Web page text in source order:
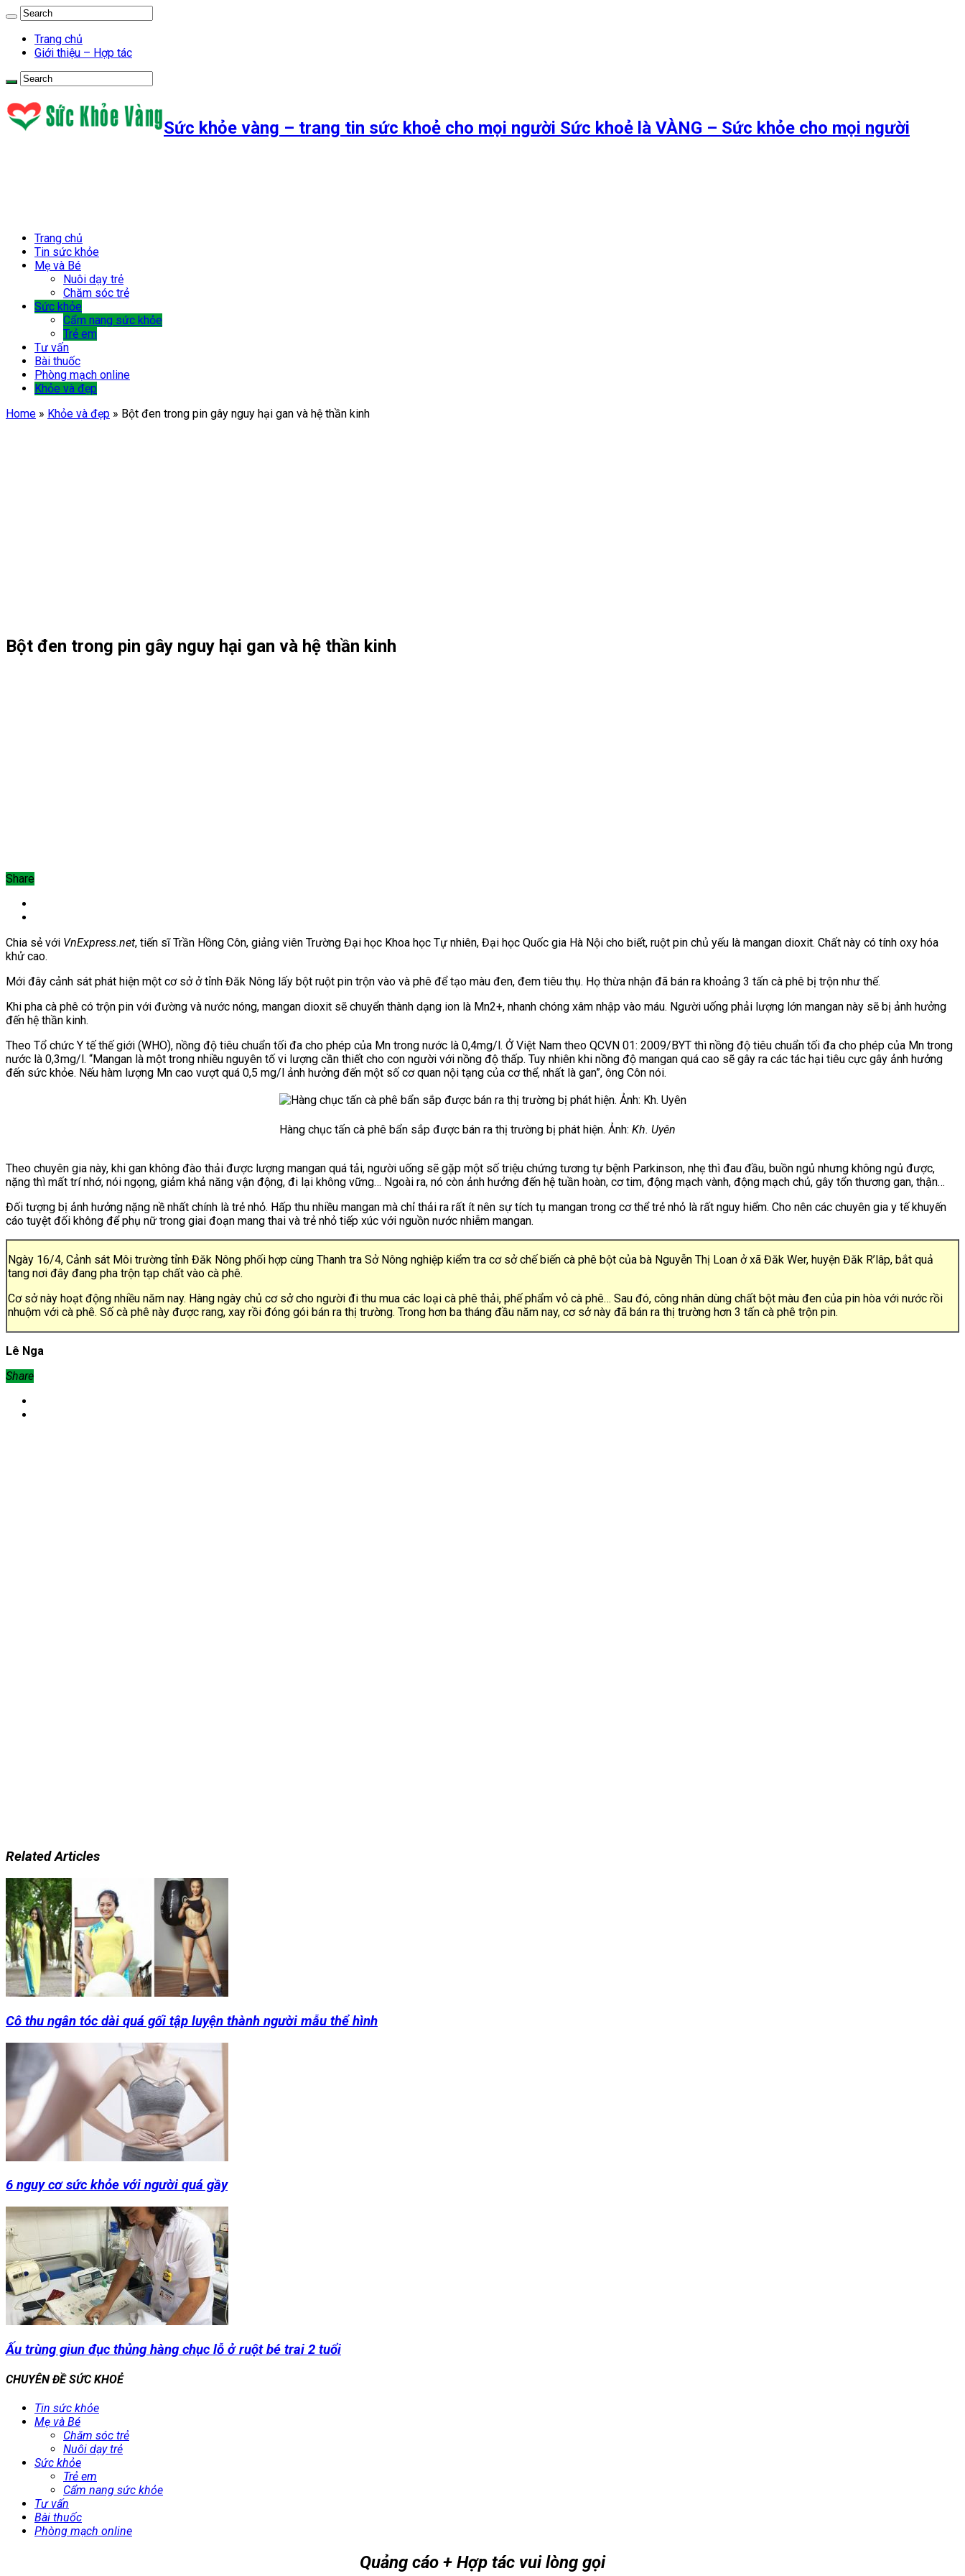
Trang chủ
Giới thiệu – Hợp tác
Sức khỏe vàng – trang tin sức khoẻ cho mọi người Sức khoẻ là VÀNG – Sức khỏe cho mọi người
Trang chủ
Tin sức khỏe
Mẹ và Bé
Nuôi dạy trẻ
Chăm sóc trẻ
Sức khỏe
Cẩm nang sức khỏe
Trẻ em
Tư vấn
Bài thuốc
Phòng mạch online
Khỏe và đẹp
Home » Khỏe và đẹp » Bột đen trong pin gây nguy hại gan và hệ thần kinh
Bột đen trong pin gây nguy hại gan và hệ thần kinh
Share
Chia sẻ với VnExpress.net, tiến sĩ Trần Hồng Côn, giảng viên Trường Đại học Khoa học Tự nhiên, Đại học Quốc gia Hà Nội cho biết, ruột pin chủ yếu là mangan dioxit. Chất này có tính oxy hóa
khử cao.
Mới đây cảnh sát phát hiện một cơ sở ở tỉnh Đăk Nông lấy bột ruột pin trộn vào và phê để tạo màu đen, đem tiêu thụ. Họ thừa nhận đã bán ra khoảng 3 tấn cà phê bị trộn như thế.
Khi pha cà phê có trộn pin với đường và nước nóng, mangan dioxit sẽ chuyển thành dạng ion là Mn2+, nhanh chóng xâm nhập vào máu. Người uống phải lượng lớn mangan này sẽ bị ảnh hưởng
đến hệ thần kinh.
Theo Tổ chức Y tế thế giới (WHO), nồng độ tiêu chuẩn tối đa cho phép của Mn trong nước là 0,4mg/l. Ở Việt Nam theo QCVN 01: 2009/BYT thì nồng độ tiêu chuẩn tối đa cho phép của Mn trong
nước là 0,3mg/l. “Mangan là một trong nhiều nguyên tố vi lượng cần thiết cho con người với nồng độ thấp. Tuy nhiên khi nồng độ mangan quá cao sẽ gây ra các tác hại tiêu cực gây ảnh hưởng
đến sức khỏe. Nếu hàm lượng Mn cao vượt quá 0,5 mg/l ảnh hưởng đến một số cơ quan nội tạng của cơ thể, nhất là gan”, ông Côn nói.
Hàng chục tấn cà phê bẩn sắp được bán ra thị trường bị phát hiện. Ảnh: Kh. Uyên
Theo chuyên gia này, khi gan không đào thải được lượng mangan quá tải, người uống sẽ gặp một số triệu chứng tương tự bệnh Parkinson, nhẹ thì đau đầu, buồn ngủ nhưng không ngủ được,
nặng thì mất trí nhớ, nói ngọng, giảm khả năng vận động, đi lại không vững… Ngoài ra, nó còn ảnh hưởng đến hệ tuần hoàn, cơ tim, động mạch vành, động mạch chủ, gây tổn thương gan, thận…
Đối tượng bị ảnh hưởng nặng nề nhất chính là trẻ nhỏ. Hấp thu nhiều mangan mà chỉ thải ra rất ít nên sự tích tụ mangan trong cơ thể trẻ nhỏ là rất nguy hiểm. Cho nên các chuyên gia y tế khuyến
cáo tuyệt đối không để phụ nữ trong giai đoạn mang thai và trẻ nhỏ tiếp xúc với nguồn nước nhiễm mangan.
Ngày 16/4, Cảnh sát Môi trường tỉnh Đăk Nông phối hợp cùng Thanh tra Sở Nông nghiệp kiểm tra cơ sở chế biến cà phê bột của bà Nguyễn Thị Loan ở xã Đăk Wer, huyện Đăk R’lâp, bắt quả
tang nơi đây đang pha trộn tạp chất vào cà phê.
Cơ sở này hoạt động nhiều năm nay. Hàng ngày chủ cơ sở cho người đi thu mua các loại cà phê thải, phế phẩm vỏ cà phê… Sau đó, công nhân dùng chất bột màu đen của pin hòa với nước rồi
nhuộm với cà phê. Số cà phê này được rang, xay rồi đóng gói bán ra thị trường. Trong hơn ba tháng đầu năm nay, cơ sở này đã bán ra thị trường hơn 3 tấn cà phê trộn pin.
Lê Nga
Share
Related Articles
Cô thu ngân tóc dài quá gối tập luyện thành người mẫu thể hình
6 nguy cơ sức khỏe với người quá gầy
Ấu trùng giun đục thủng hàng chục lỗ ở ruột bé trai 2 tuổi
CHUYÊN ĐỀ SỨC KHOẺ
Tin sức khỏe
Mẹ và Bé
Chăm sóc trẻ
Nuôi dạy trẻ
Sức khỏe
Trẻ em
Cẩm nang sức khỏe
Tư vấn
Bài thuốc
Phòng mạch online
Quảng cáo + Hợp tác vui lòng gọi